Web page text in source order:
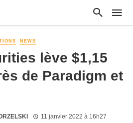
NEWS
lève $1,15
de Paradigm et
11 janvier 2022 à 16h27